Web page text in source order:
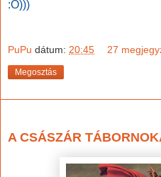
:O)))
PuPu dátum: 20:45 27
Megosztás
A CSÁSZÁR